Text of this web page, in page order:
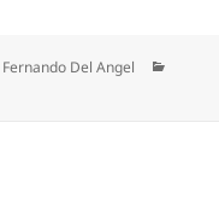
Fernando Del Angel